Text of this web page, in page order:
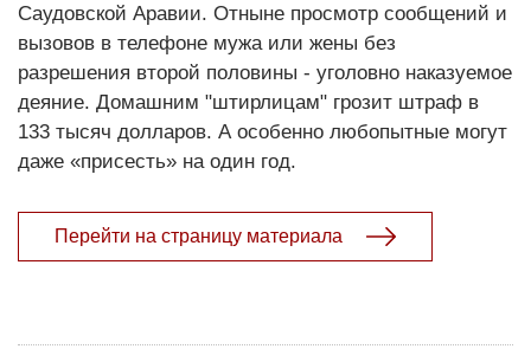
Саудовской Аравии. Отныне просмотр сообщений и
вызовов в телефоне мужа или жены без
разрешения второй половины - уголовно наказуемое
деяние. Домашним "штирлицам" грозит штраф в
133 тысяч долларов. А особенно любопытные могут
даже «присесть» на один год.
Перейти на страницу материала